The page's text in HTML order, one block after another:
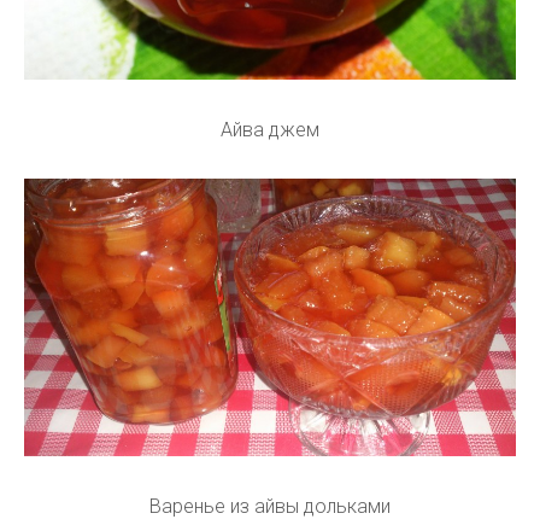
Айва джем
Варенье из айвы дольками